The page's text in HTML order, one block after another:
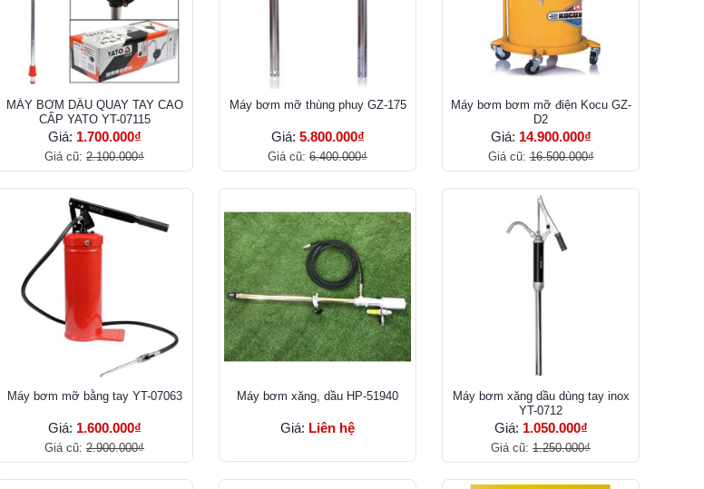
MÁY BƠM DẦU QUAY TAY CAO
CẤP YATO YT-07115
Giá: 1.700.000₫
Giá cũ: 2.100.000₫
Máy bơm mỡ thùng phuy GZ-175
Giá: 5.800.000₫
Giá cũ: 6.400.000₫
Máy bơm bơm mỡ điện Kocu GZ-
D2
Giá: 14.900.000₫
Giá cũ:16.500.000₫
Máy bơm mỡ bằng tay YT-07063
Giá: 1.600.000₫
Giá cũ: 2.900.000₫
Máy bơm xăng, dầu HP-51940
Giá: Liên hệ
Máy bơm xăng dầu dùng tay inox
YT-0712
Giá: 1.050.000₫
Giá cũ: 1.250.000₫